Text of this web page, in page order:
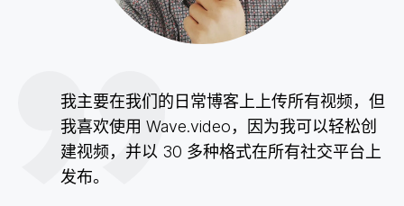
我主要在我们的日常博客上上传所有视频，但
我喜欢使用 Wave.video，因为我可以轻松创
建视频，并以 30 多种格式在所有社交平台上
发布。